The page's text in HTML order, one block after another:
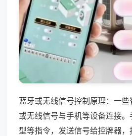
蓝牙或无线信号控制原理：一
或无线信号与手机等设备连接
型等指令，发送信号给控牌器